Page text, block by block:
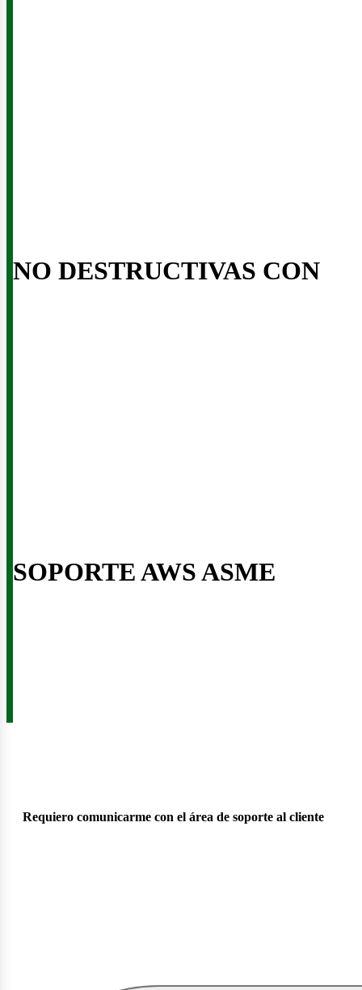
NO DESTRUCTIVAS CON
SOPORTE AWS ASME
Requiero comunicarme con el área de soporte al cliente